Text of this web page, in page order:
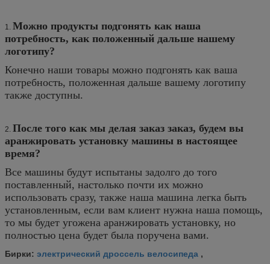
1. Можно продукты подгонять как наша
потребность, как положенный дальше нашему
логотипу?
Конечно наши товары можно подгонять как ваша
потребность, положенная дальше вашему логотипу
также доступны.
2. После того как мы делая заказ заказ, будем вы
аранжировать установку машины в настоящее
время?
Все машины будут испытаны задолго до того
поставленный, настолько почти их можно
использовать сразу, также наша машина легка быть
установленным, если вам клиент нужна наша помощь,
то мы будет угожена аранжировать установку, но
полностью цена будет была поручена вами.
Бирки: электрический дроссель велосипеда ,